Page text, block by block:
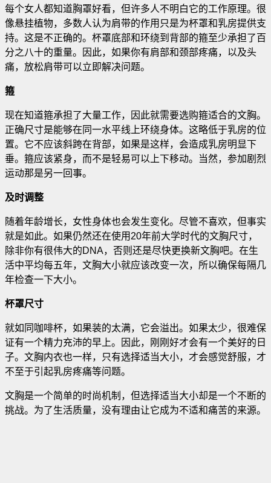
每个女人都知道胸罩好看，但许多人不明白它的工作原理。很
像悬挂植物，多数人认为肩带的作用只是为杯罩和乳房提供支
持。这是不正确的。杯罩底部和环绕到背部的箍至少承担了百
分之八十的重量。因此，如果你有肩部和颈部疼痛，以及头
痛，放松肩带可以立即解决问题。
箍
现在知道箍承担了大量工作，因此就需要选购箍适合的文胸。
正确尺寸是能够在同一水平线上环绕身体。这略低于乳房的位
置。它不应该斜跨在背部，如果是这样，会造成乳房明显下
垂。箍应该紧身，而不是轻易可以上下移动。当然，参加剧烈
运动那是另一回事。
及时调整
随着年龄增长，女性身体也会发生变化。尽管不喜欢，但事实
就是如此。如果仍然还在使用20年前大学时代的文胸尺寸，
除非你有很伟大的DNA，否则还是尽快更换新文胸吧。在生
活中平均每五年，文胸大小就应该改变一次，所以确保每隔几
年检查一下大小。
杯罩尺寸
就如同咖啡杯，如果装的太满，它会溢出。如果太少，很难保
证有一个精力充沛的早上。因此，刚刚好才会有一个美好的日
子。文胸内衣也一样，只有选择适当大小，才会感觉舒服，才
不至于引起乳房疼痛等问题。
文胸是一个简单的时尚机制，但选择适当大小却是一个不断的
挑战。为了生活质量，没有理由让它成为不适和痛苦的来源。